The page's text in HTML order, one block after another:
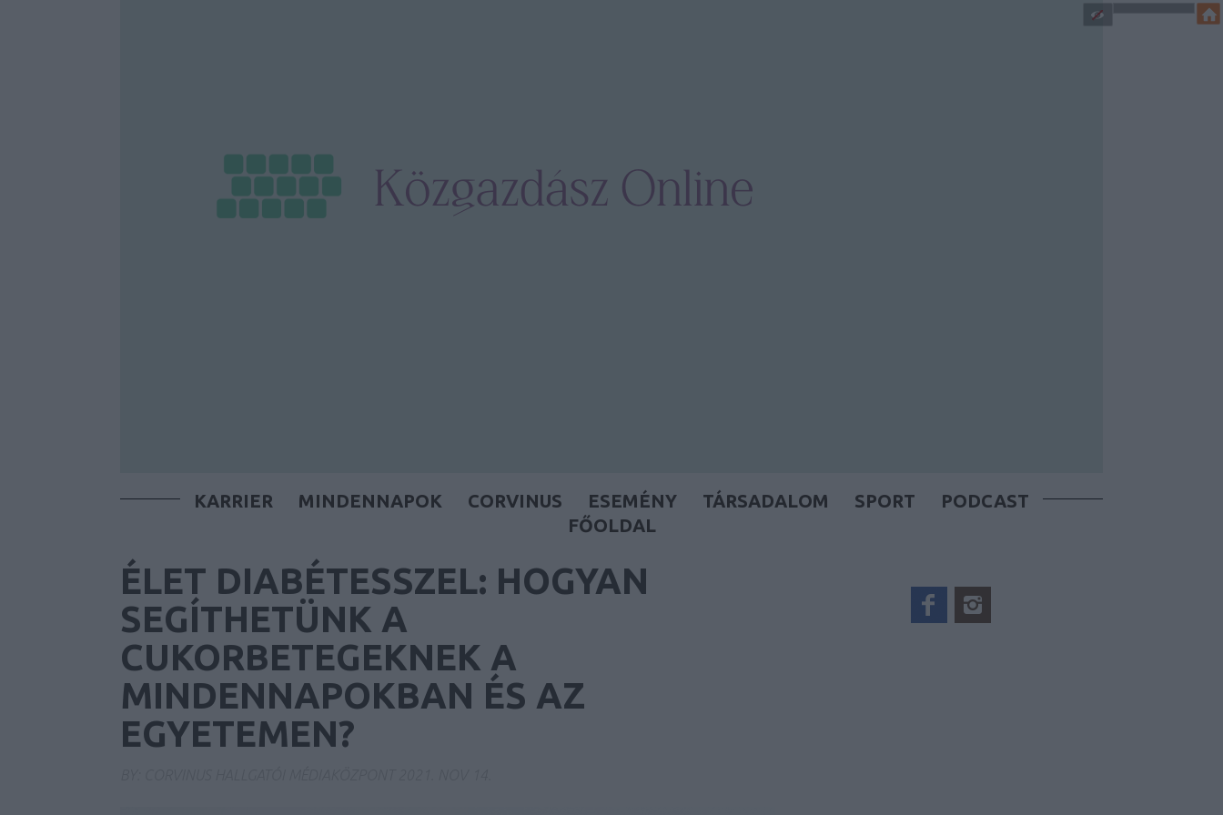
KARRIER MINDENNAPOK CORVINUS ESEMÉNY TÁRSADALOM SPORT
PODCAST
FŐOLDAL
ÉLET DIABÉTESSZEL: HOGYAN
SEGÍTHETÜNK A
CUKORBETEGEKNEK A
MINDENNAPOKBAN ÉS AZ
EGYETEMEN?